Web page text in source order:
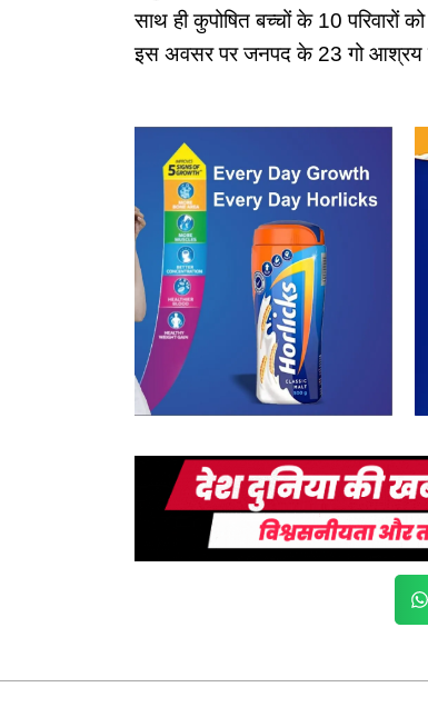
साथ ही कुपोषित बच्चों के 10 परिवारों
इस अवसर पर जनपद के 23 गो आश्रय